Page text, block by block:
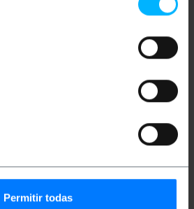
Permitir todas
um eine Spiralfeder und zwei
Ideal für den Einsatz in Telefon-
g